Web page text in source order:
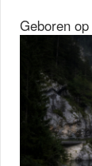
Geboren